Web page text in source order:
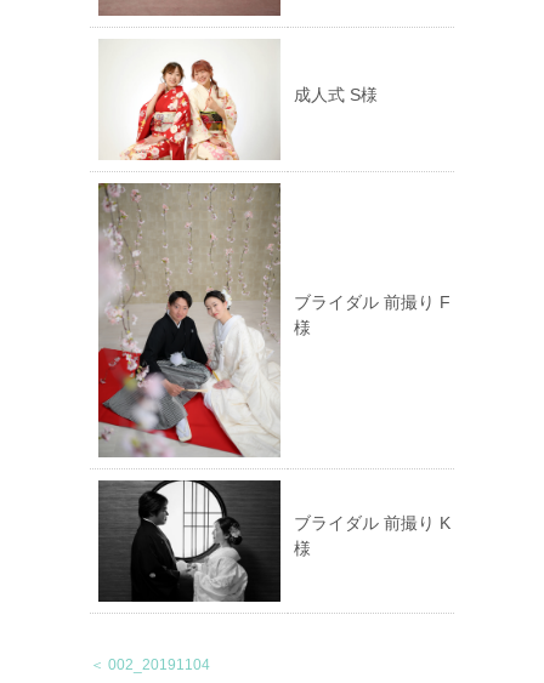
成人式 S様
ブライダル 前撮り F
様
ブライダル 前撮り K
様
＜ 002_20191104